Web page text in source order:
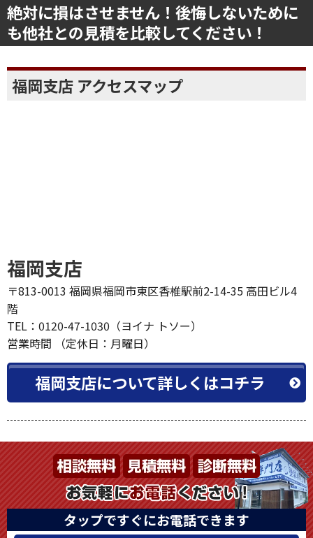
絶対に損はさせません！後悔しないために
も他社との見積を比較してください！
福岡支店 アクセスマップ
福岡支店
〒813-0013 福岡県福岡市東区香椎駅前2-14-35 高田ビル4
階
TEL：0120-47-1030（ヨイナ トソー）
営業時間 （定休日：月曜日）
福岡支店について詳しくはコチラ
タップですぐにお電話できます